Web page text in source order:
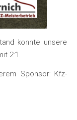
2:1.
Sponsor: Kfz-